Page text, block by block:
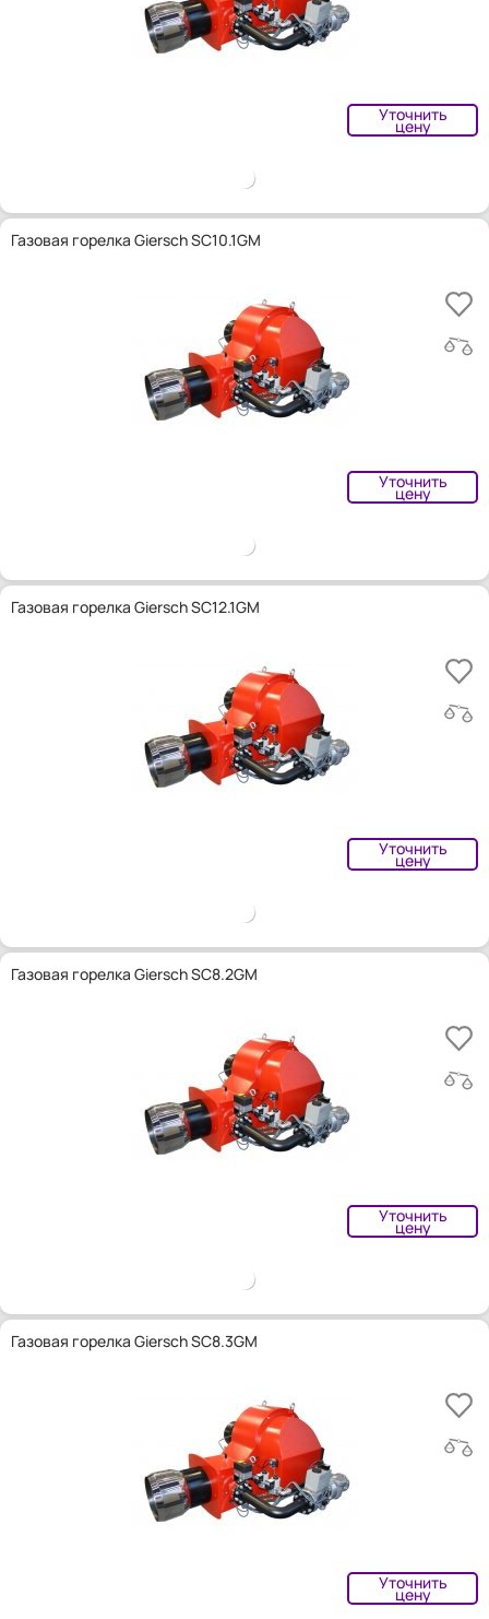
Уточнить
цену
Газовая горелка Giersch SC10.1GM
Уточнить
цену
Газовая горелка Giersch SC12.1GM
Уточнить
цену
Газовая горелка Giersch SC8.2GM
Уточнить
цену
Газовая горелка Giersch SC8.3GM
Уточнить
цену